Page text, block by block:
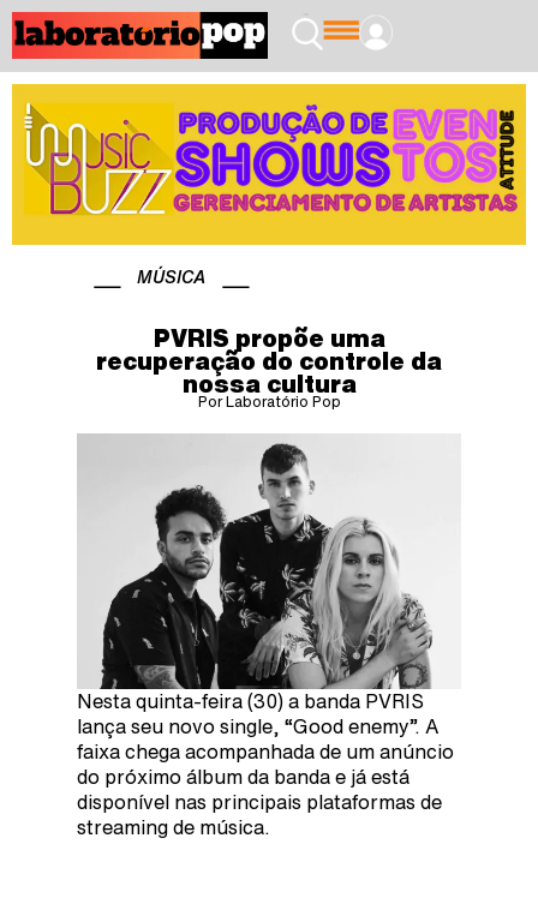
MÚSICA
PVRIS propõe uma
recuperação do controle da
nossa cultura
Por Laboratório Pop
Nesta quinta-feira (30) a banda PVRIS
lança seu novo single, “Good enemy”. A
faixa chega acompanhada de um anúncio
do próximo álbum da banda e já está
disponível nas principais plataformas de
streaming de música.